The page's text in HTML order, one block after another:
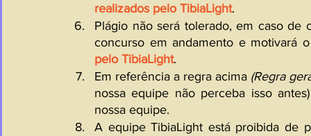
realizados pelo TibiaLight.
Plágio não será tolerado, em caso de
concurso em andamento e motivará
pelo TibiaLight.
Em referência a regra acima (Regra
nossa equipe não perceba isso
nossa equipe.
A equipe TibiaLight está proibida de